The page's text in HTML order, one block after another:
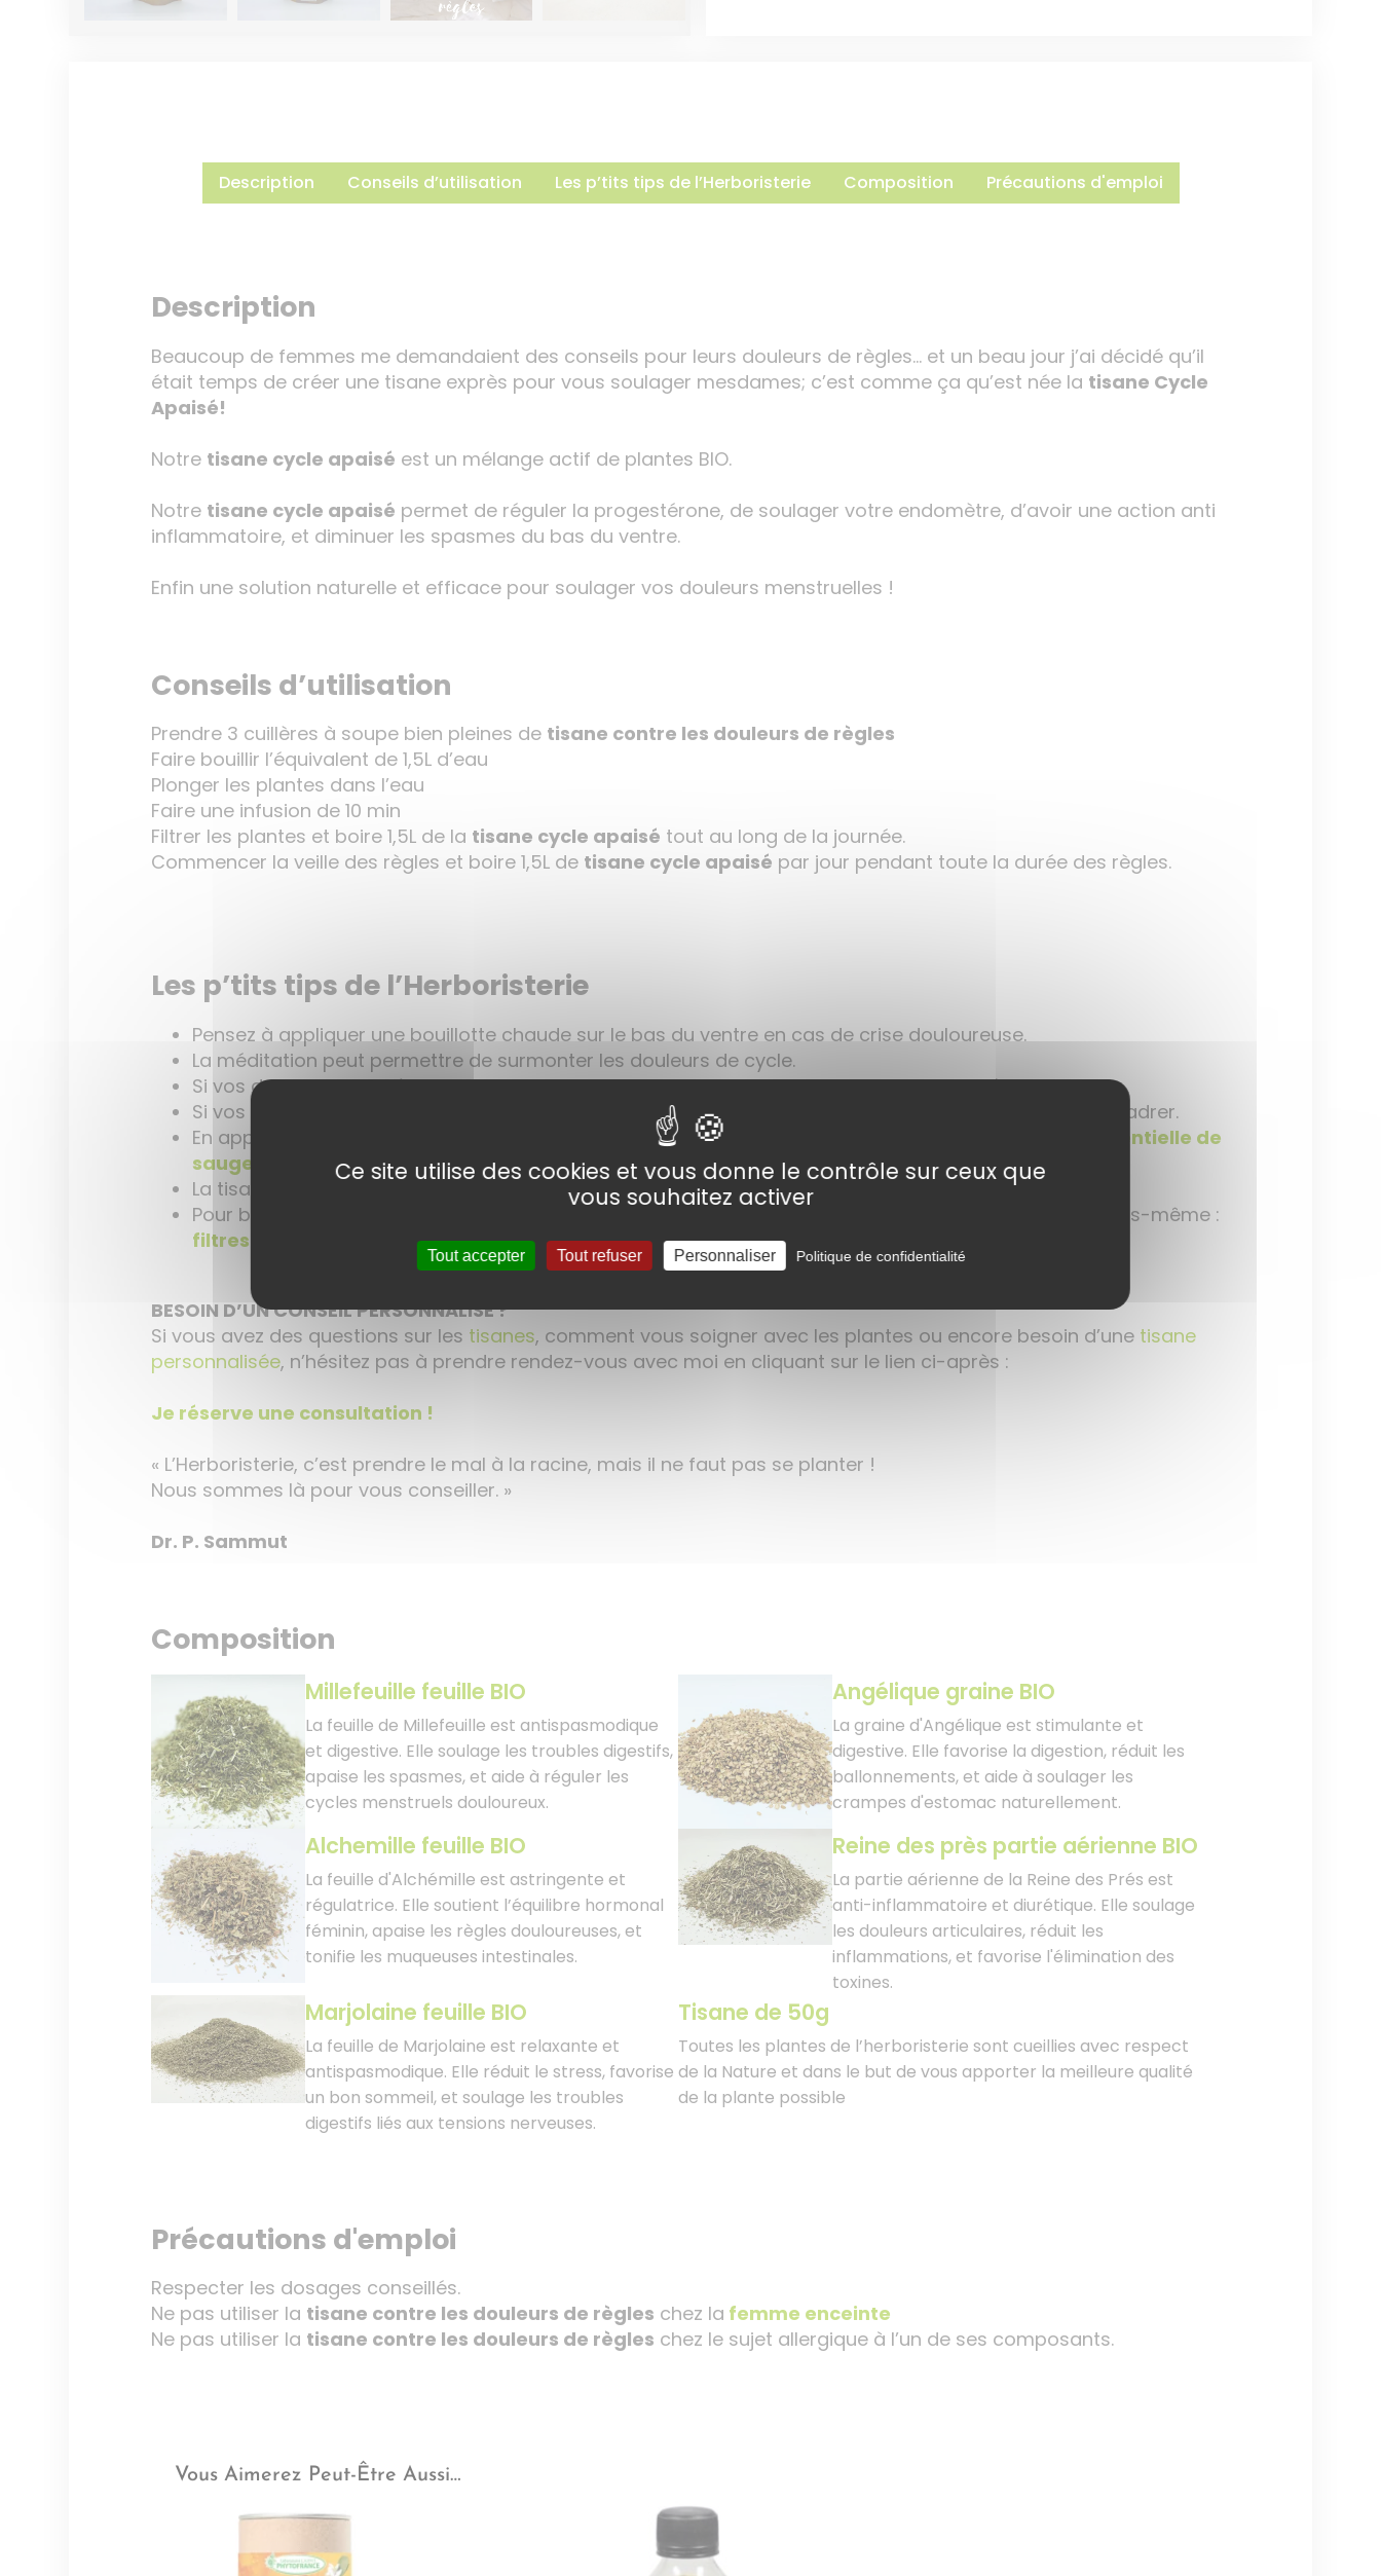
Description Conseils d’utilisation Les p’tits tips de l’Herboristerie Composition Précautions d'emploi
Description
Beaucoup de femmes me demandaient des conseils pour leurs douleurs de règles… et un beau jour j’ai décidé qu’il
était temps de créer une tisane exprès pour vous soulager mesdames; c’est comme ça qu’est née la tisane Cycle
Apaisé!
Notre tisane cycle apaisé est un mélange actif de plantes BIO.
Notre tisane cycle apaisé permet de réguler la progestérone, de soulager votre endomètre, d’avoir une action anti
inflammatoire, et diminuer les spasmes du bas du ventre.
Enfin une solution naturelle et efficace pour soulager vos douleurs menstruelles !
Conseils d’utilisation
Prendre 3 cuillères à soupe bien pleines de tisane contre les douleurs de règles
Faire bouillir l’équivalent de 1,5L d’eau
Plonger les plantes dans l’eau
Faire une infusion de 10 min
Filtrer les plantes et boire 1,5L de la tisane cycle apaisé tout au long de la journée.
Commencer la veille des règles et boire 1,5L de tisane cycle apaisé par jour pendant toute la durée des règles.
Les p’tits tips de l’Herboristerie
Pensez à appliquer une bouillotte chaude sur le bas du ventre en cas de crise douloureuse.
La méditation peut permettre de surmonter les douleurs de cycle.
Si vos douleurs sont très importantes vous pouvez associer nosgouttes de curcumaà avaler.
Si vos règles ne sont pas très régulières vous pouvez egalement utiliser le
afin de les recadrer.
En application locale vous pouvez également vous masser le bas du ventre avec 1 goutte d’
huile essentielle de
sauge
La tisane ne remplace pas un médicament.
Pour bien filtrer vos plantes médicinales nous avons des filtres pratiques que vous pouvez remplir vous-même :
filtres réutilisables en siliconeou dessachets filtres fins en tissu
BESOIN D’UN CONSEIL PERSONNALISÉ ?
Si vous avez des questions sur les tisanes, comment vous soigner avec les plantes ou encore besoin d’une tisane
personnalisée, n’hésitez pas à prendre rendez-vous avec moi en cliquant sur le lien ci-après :
Je réserve une consultation !
« L’Herboristerie, c’est prendre le mal à la racine, mais il ne faut pas se planter !
Nous sommes là pour vous conseiller. »
Dr. P. Sammut
Composition
Millefeuille feuille BIO
La feuille de Millefeuille est antispasmodique
et digestive. Elle soulage les troubles digestifs,
apaise les spasmes, et aide à réguler les
cycles menstruels douloureux.
Angélique graine BIO
La graine d'Angélique est stimulante et
digestive. Elle favorise la digestion, réduit les
ballonnements, et aide à soulager les
crampes d'estomac naturellement.
Alchemille feuille BIO
La feuille d'Alchémille est astringente et
régulatrice. Elle soutient l’équilibre hormonal
féminin, apaise les règles douloureuses, et
tonifie les muqueuses intestinales.
Reine des près partie aérienne BIO
La partie aérienne de la Reine des Prés est
anti-inflammatoire et diurétique. Elle soulage
les douleurs articulaires, réduit les
inflammations, et favorise l'élimination des
toxines.
Marjolaine feuille BIO
La feuille de Marjolaine est relaxante et
antispasmodique. Elle réduit le stress, favorise
un bon sommeil, et soulage les troubles
digestifs liés aux tensions nerveuses.
Tisane de 50g
Toutes les plantes de l’herboristerie sont cueillies avec respect
de la Nature et dans le but de vous apporter la meilleure qualité
de la plante possible
Précautions d'emploi
Respecter les dosages conseillés.
Ne pas utiliser la tisane contre les douleurs de règles chez la femme enceinte
Ne pas utiliser la tisane contre les douleurs de règles chez le sujet allergique à l’un de ses composants.
Vous Aimerez Peut-Être Aussi…
Ce site utilise des cookies et vous donne le contrôle sur ceux que
vous souhaitez activer
Tout accepter Tout refuser Personnaliser Politique de confidentialité